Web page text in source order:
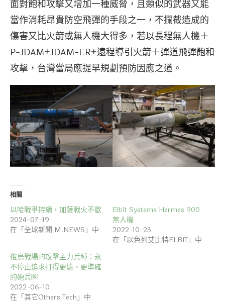
面對飽和攻擊又增加一種威脅，且類似的武器又能
當作消耗昂貴防空飛彈的手段之一，不攔截造成的
傷害又比火箭或無人機大得多，若以長程無人機＋
P-JDAM+JDAM-ER+遠程導引火箭＋彈道飛彈飽和
攻擊，台灣當局應提早規劃預防因應之道。
相關
以哈戰爭持續，加薩戰火不歇
2024-07-19
在「全球新聞 M.NEWS」中
Elbit Systems Hermes 900
無人機
2022-10-23
在「以色列艾比特ELBIT」中
俄烏戰場的攻擊主力兵種：永
不停止追求打得更遠、更準確
的砲兵￼
2022-06-10
在「其它Others Tech」中